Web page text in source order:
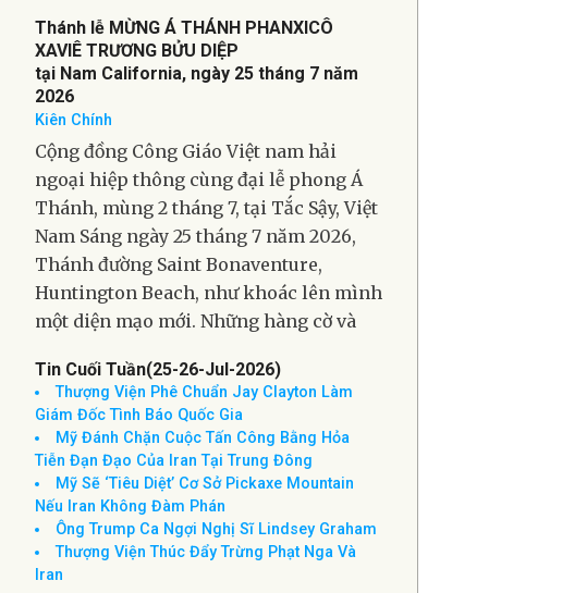
Kỳ đã diễn ra từ nhiều thập niên nay;
đồng thời
Thánh lễ MỪNG Á THÁNH PHANXICÔ
tại Nam California, ngày 25 tháng 7 năm
2026
Kiên Chính
Cộng đồng Công Giáo Việt nam hải
ngoại hiệp thông cùng đại lễ phong Á
Thánh, mùng 2 tháng 7, tại Tắc Sậy, Việt
Nam Sáng ngày 25 tháng 7 năm 2026,
Huntington Beach, như khoác lên mình
một diện mạo mới. Những hàng cờ và
Tin Cuối Tuần(25-26-Jul-2026)
Thượng Viện Phê Chuẩn Jay Clayton Làm
Giám Đốc Tình Báo Quốc Gia
Mỹ Đánh Chặn Cuộc Tấn Công Bằng Hỏa
Tiễn Đạn Đạo Của Iran Tại Trung Đông
Mỹ Sẽ ‘Tiêu Diệt’ Cơ Sở Pickaxe Mountain